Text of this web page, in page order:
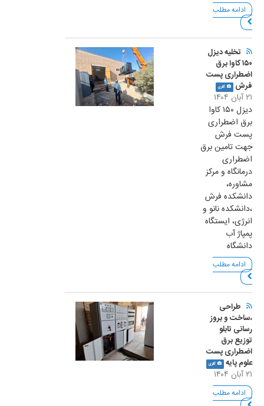
ادامه مطلب
تخلیه دیزل
۱۵۰ کاوا برق
اضطراری پست
فرش
گالری
۲۱ آبان ۱۴۰۴
دیزل ۱۵۰ کاوا
برق اضطراری
پست فرش
جهت تامین برق
اضطراری
درمانگاه و مرکز
مشاوره،
دانشکده فرش
،دانشکده نانو و
انرژی، ایستگاه
پمپاژ آب
دانشگاه
ادامه مطلب
طراحی
،ساخت و بروز
رسانی تابلو
توزیع برق
اضطراری پست
علوم پایه
گالری
۲۱ آبان ۱۴۰۴
ادامه مطلب